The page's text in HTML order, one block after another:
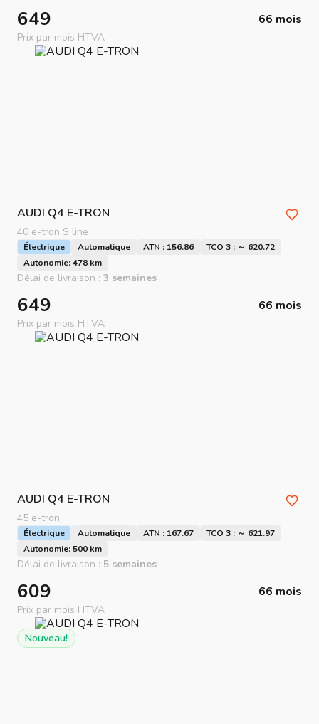
649 66 mois
Prix par mois HTVA
AUDI Q4 E-TRON
40 e-tron S line
Électrique Automatique ATN : 156.86
TCO 3 : ～ 620.72
Autonomie: 478 km
Délai de livraison : 3 semaines
649 66 mois
Prix par mois HTVA
AUDI Q4 E-TRON
45 e-tron
Électrique Automatique ATN : 167.67
TCO 3 : ～ 621.97
Autonomie: 500 km
Délai de livraison : 5 semaines
609 66 mois
Prix par mois HTVA
Nouveau!